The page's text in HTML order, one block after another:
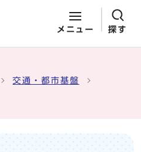
メニュー 探す
交通・都市基盤